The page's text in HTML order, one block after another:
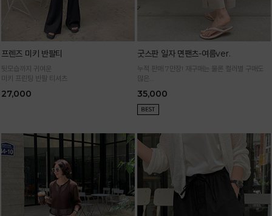
프렌즈 미키 반팔티
뒷모습까지 귀여운
미키 프린팅 반팔 티셔츠
27,000
굿스판 일자 면팬츠-여름ver.
누적 판매 7만장! 재구매는 물론 컬러별 구매도
많은
35,000